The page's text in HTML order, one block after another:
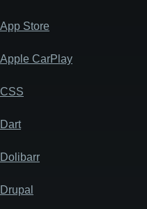
App Store
Apple CarPlay
CSS
Dart
Dolibarr
Drupal